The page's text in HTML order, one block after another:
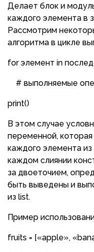
Делает блок и
каждого элемента в
Рассмотрим
алгоритма в цикле
for элемент in
# выполняемые
print()
В этом случае
переменной,
каждого элемента
каждом слиянии
за двоеточием,
быть выведены и
из list.
Пример
fruits = [«apple»,